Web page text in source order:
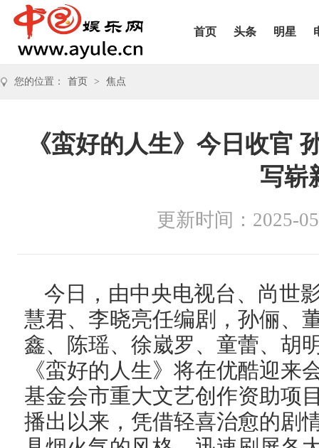
首页 头条 明星
您的位置： 首页 > 焦点
《蛮好的人生》今日收官
写崭
更新时间：2025-
今日，由中央电视台、尚世
慧君、李晓亮任编剧，孙俪、
鑫、陈瑶、徐崴罗、童蕾、胡
《蛮好的人生》将在优酷迎
基金会市重大文艺创作资助项
播出以来，凭借轻喜治愈的剧